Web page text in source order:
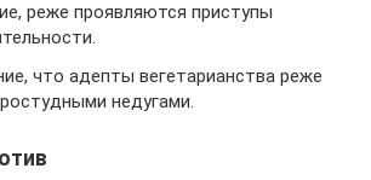
реже проявляются приступы
что адепты вегетарианства реже
недугами.